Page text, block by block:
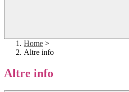
Home >
Altre info
Altre info